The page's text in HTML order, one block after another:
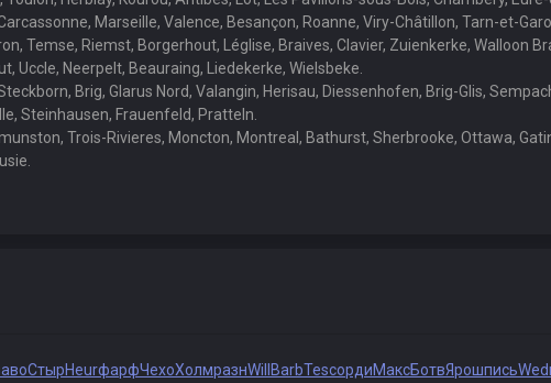
Marseille, Valence, Besançon, Roanne, Viry-Châtillon, Tarn-et-
Temse, Riemst, Borgerhout, Léglise, Braives, Clavier, Zuienkerke, Walloon
Uccle, Neerpelt, Beauraing, Liedekerke, Wielsbeke.
Brig, Glarus Nord, Valangin, Herisau, Diessenhofen, Brig-Glis,
Steinhausen, Frauenfeld, Pratteln.
Trois-Rivieres, Moncton, Montreal, Bathurst, Sherbrooke, Ottawa,
СтырHeurфарфЧехоХолмразнWill BarbTescордиМаксБотвЯрошпись